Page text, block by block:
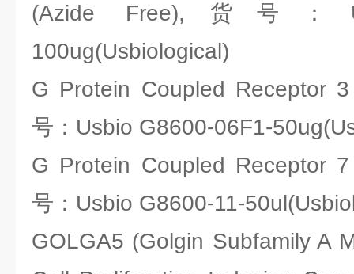
(Azide Free),货号：
100ug(Usbiological)
G Protein Coupled Receptor
号：Usbio G8600-06F1-
G Protein Coupled Receptor
号：Usbio G8600-11-
GOLGA5 (Golgin Subfamily A